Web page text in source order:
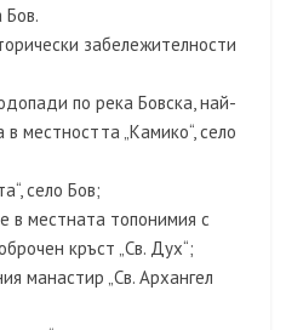
Бов.
забележителности
по река Бовска, най-
местността „Камико“, село
село Бов;
в местната топонимия с
кръст „Св. Дух“;
манастир „Св. Архангел